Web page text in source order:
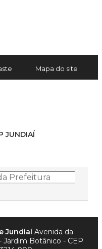
Mapa do site
JUNDIAÍ
JundiaíAvenida da
Jardim Botânico - CEP